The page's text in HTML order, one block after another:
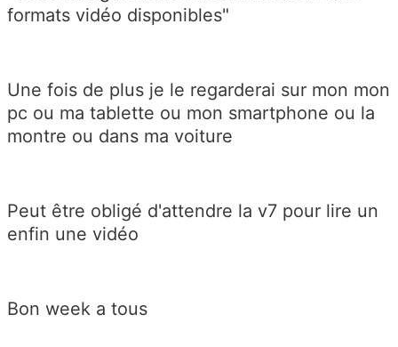
formats vidéo disponibles"
Une fois de plus je le regarderai sur mon mon
pc ou ma tablette ou mon smartphone ou la
montre ou dans ma voiture
Peut être obligé d'attendre la v7 pour lire un
enfin une vidéo
Bon week a tous